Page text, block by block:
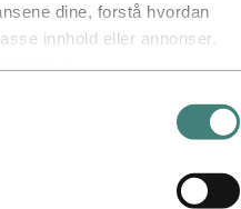
dine, forstå hvordan
innhold eller annonser.
tredjepartene kan
du har gitt dem, eller som
bruk av deres tjenester.